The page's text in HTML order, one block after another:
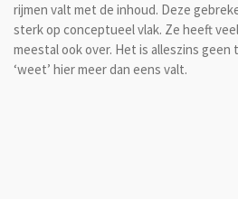
rijmen valt met de inhoud. Deze
sterk op conceptueel vlak. Ze heeft
meestal ook over. Het is alleszins
‘weet’ hier meer dan eens valt.